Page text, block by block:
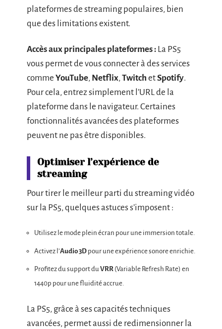
plateformes de streaming populaires, bien
que des limitations existent.
Accès aux principales plateformes : La PS5
vous permet de vous connecter à des services
comme YouTube, Netflix, Twitch etSpotify.
Pour cela, entrez simplement l’URL de la
plateforme dans le navigateur. Certaines
fonctionnalités avancées des plateformes
peuvent ne pas être disponibles.
Optimiser l’expérience de
streaming
Pour tirer le meilleur parti du streaming vidéo
sur la PS5, quelques astuces s’imposent :
Utilisez le mode plein écran pour une immersion totale.
Activez l’Audio 3D pour une expérience sonore enrichie.
Profitez du support duVRR (Variable Refresh Rate) en
1440p pour une fluidité accrue.
La PS5, grâce à ses capacités techniques
avancées, permet aussi de redimensionner la